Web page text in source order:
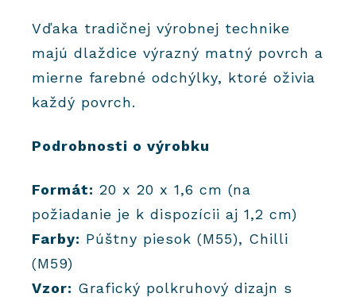
Vďaka tradičnej výrobnej technike
majú dlaždice výrazný matný povrch a
mierne farebné odchýlky, ktoré oživia
každý povrch.
Podrobnosti o výrobku
Formát: 20 x 20 x 1,6 cm (na
požiadanie je k dispozícii aj 1,2 cm)
Farby: Púštny piesok (M55), Chilli
(M59)
Vzor: Grafický polkruhový dizajn s